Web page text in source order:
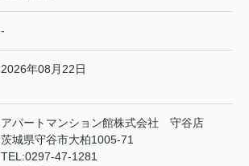
-
2026年08月22日
アパートマンション館株式会社 守谷店
茨城県守谷市大柏1005-71
TEL:0297-47-1281